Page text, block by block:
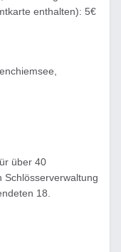
enthalten): 5€
über 40
Schlösserverwaltung
18.